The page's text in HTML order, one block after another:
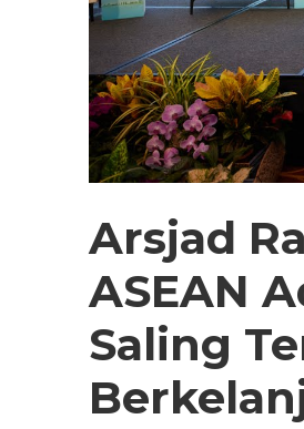
Arsjad
ASEAN
Saling